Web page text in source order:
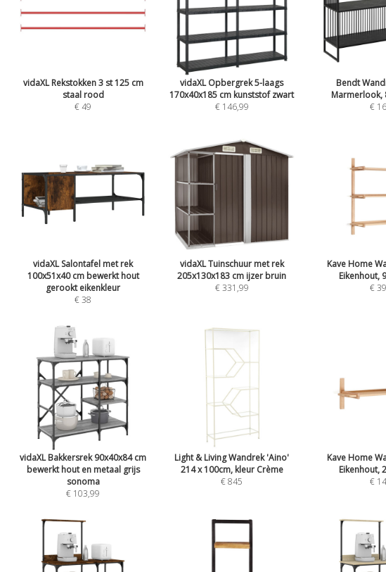
vidaXL Rekstokken 3 st 125 cm
staal rood
€ 49
vidaXL Opbergrek 5-laags
170x40x185 cm kunststof zwart
€ 146,99
Bendt
Marmerlook,
€
vidaXL Salontafel met rek
100x51x40 cm bewerkt hout
gerookt eikenkleur
€ 38
vidaXL Tuinschuur met rek
205x130x183 cm ijzer bruin
€ 331,99
Kave Home
Eikenhout,
€
vidaXL Bakkersrek 90x40x84 cm
bewerkt hout en metaal grijs
sonoma
€ 103,99
Light & Living Wandrek 'Aino'
214 x 100cm, kleur Crème
€ 845
Kave Home
Eikenhout,
€